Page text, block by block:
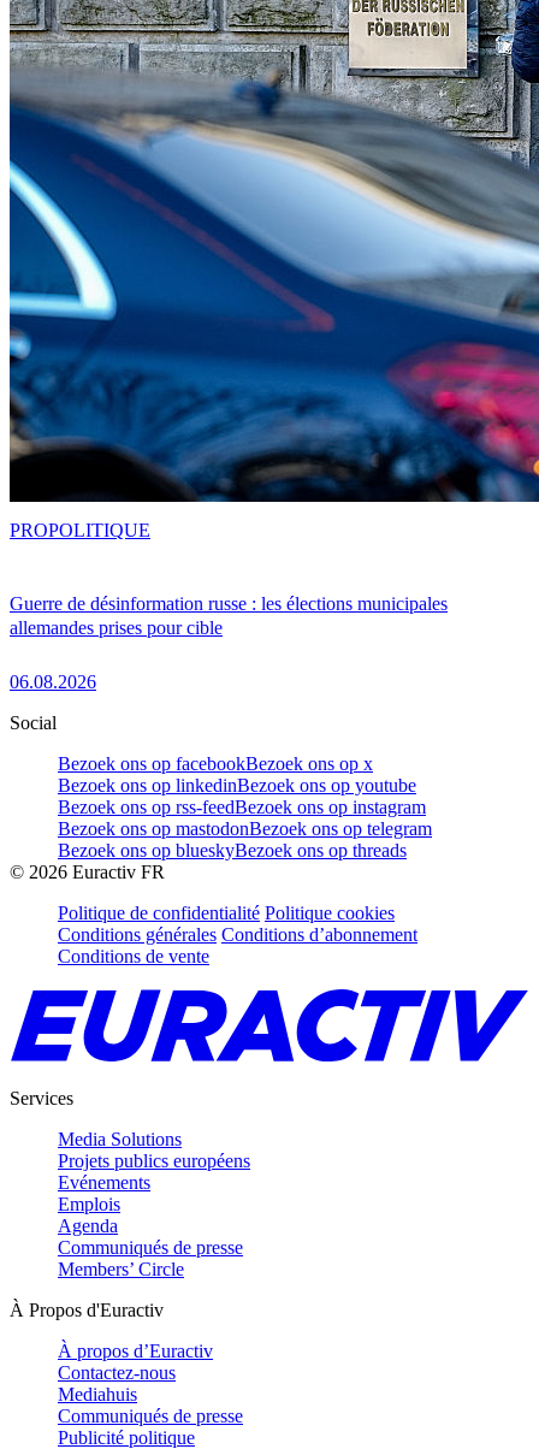
Guerre de désinformation russe : les élections municipales
allemandes prises pour cible
06.08.2026
PROPOLITIQUE
Social
Bezoek ons op facebookBezoek ons op x
Bezoek ons op linkedinBezoek ons op youtube
Bezoek ons op rss-feedBezoek ons op instagram
Bezoek ons op mastodonBezoek ons op telegram
Bezoek ons op blueskyBezoek ons op threads
© 2026 Euractiv FR
Politique de confidentialité Politique cookies
Conditions générales Conditions d’abonnement
Conditions de vente
Services
Media Solutions
Projets publics européens
Evénements
Emplois
Agenda
Communiqués de presse
Members’ Circle
À Propos d'Euractiv
À propos d’Euractiv
Contactez-nous
Mediahuis
Communiqués de presse
Publicité politique